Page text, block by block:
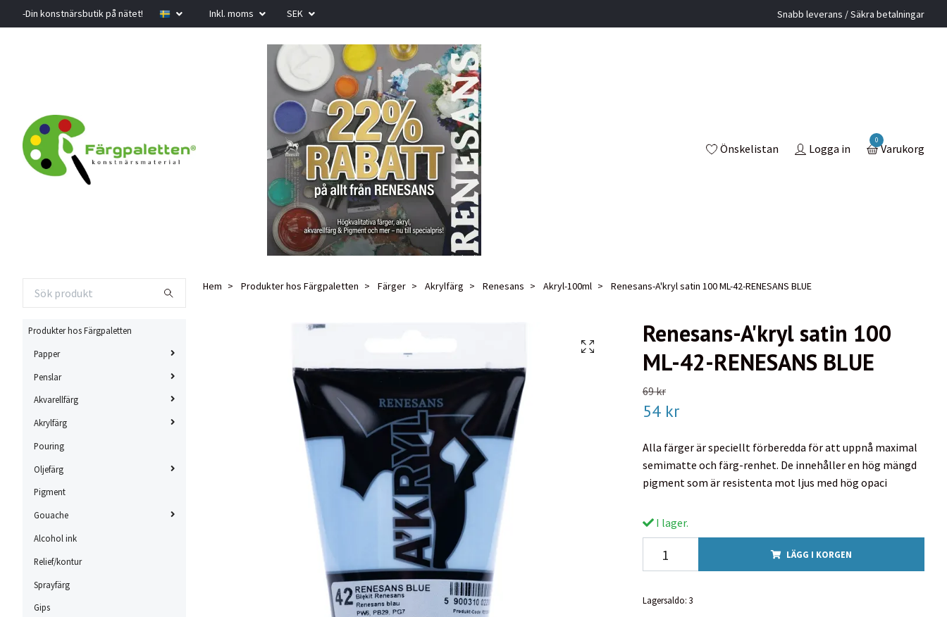
-Din konstnärsbutik på nätet! Inkl. moms SEK Snabb leverans / Säkra betalningar
Önskelistan Logga in
0
Varukorg
Produkter hos Färgpaletten
Papper
Penslar
Akvarellfärg
Akrylfärg
Pouring
Oljefärg
Pigment
Gouache
Alcohol ink
Relief/kontur
Sprayfärg
Gips
Hem Produkter hos Färgpaletten Färger Akrylfärg Renesans Akryl-100ml Renesans-A'kryl satin 100 ML-42-RENESANS BLUE
Renesans-A'kryl satin 100
ML-42-RENESANS BLUE
69 kr
54 kr
Alla färger är speciellt förberedda för att uppnå maximal
semimatte och färg-renhet. De innehåller en hög mängd
pigment som är resistenta mot ljus med hög opaci
I lager.
LÄGG I KORGEN
Lagersaldo: 3